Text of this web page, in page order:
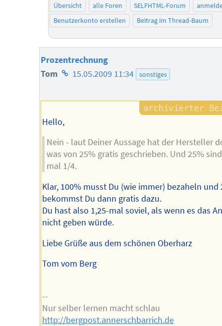
Übersicht alle Foren SELFHTML-Forum
Benutzerkonto erstellen
Beitrag im Thread-Baum
Prozentrechnung
Tom Homepage
Autors
15.05.2009 11:34 sonstiges
Hello,
Nein - laut Deiner Aussage hat der Hersteller
was von 25% gratis geschrieben. Und 25%
mal 1/4.
Klar, 100% musst Du (wie immer) bezaheln und
bekommst Du dann gratis dazu.
Du hast also 1,25-mal soviel, als wenn es das
nicht geben würde.
Liebe Grüße aus dem schönen Oberharz
Tom vom Berg
--
Nur selber lernen macht schlau
http://bergpost.annerschbarrich.de